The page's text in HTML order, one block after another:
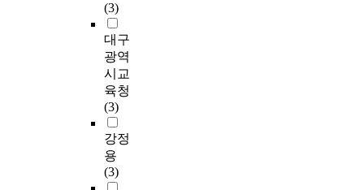
(3)
대구
광역
시교
육청
(3)
강정
용
(3)